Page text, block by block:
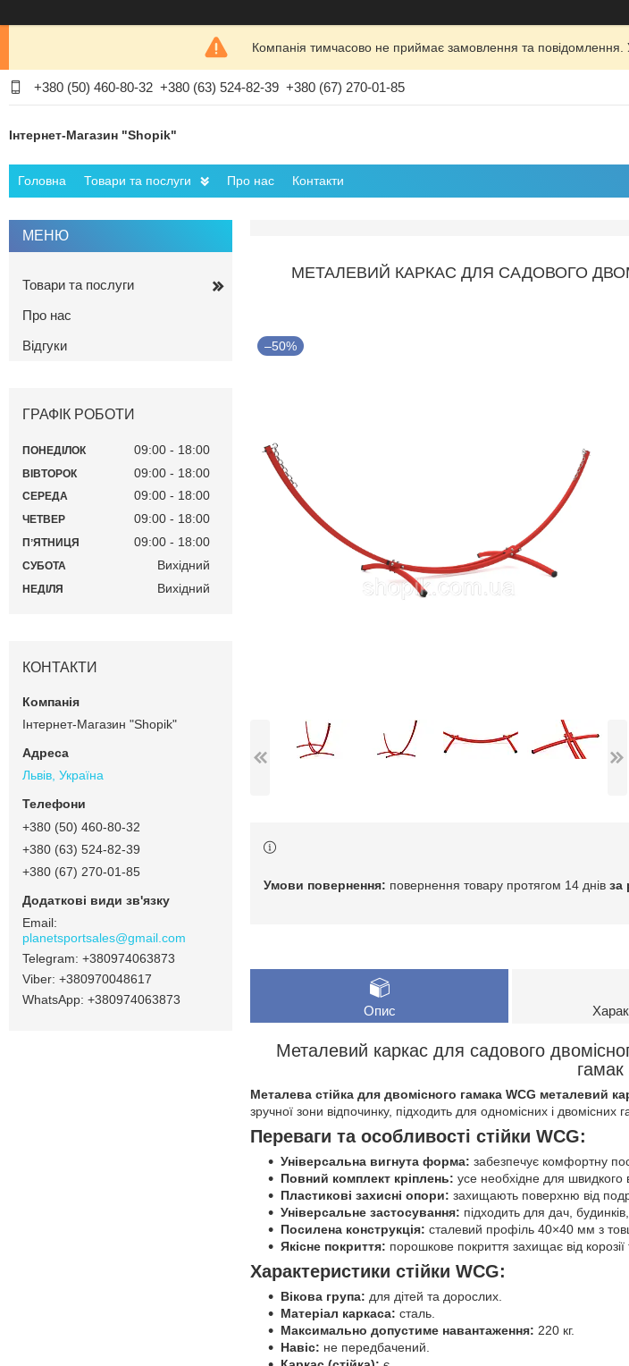
Компанія тимчасово не приймає замовлення та повідомлення.
+380 (50) 460-80-32 +380 (63) 524-82-39 +380 (67) 270-01-85
Інтернет-Магазин "Shopik"
Головна Товари та послуги Про нас Контакти
МЕТАЛЕВИЙ КАРКАС ДЛЯ САДОВОГО
–50%
повернення товару протягом 14 днів за
Опис
Металевий каркас для садового
Металева стійка для двомісного гамака WCG металевий
зручної зони відпочинку, підходить для одномісних і двомісних
Переваги та особливості стійки WCG:
Універсальна вигнута форма: забезпечує комфортну
Повний комплект кріплень: усе необхідне для швидкого
Пластикові захисні опори: захищають поверхню від
Універсальне застосування: підходить для дач,
Посилена конструкція: сталевий профіль 40×40 мм з
Якісне покриття: порошкове покриття захищає від
Характеристики стійки WCG:
Вікова група: для дітей та дорослих.
Матеріал каркаса: сталь.
Максимально допустиме навантаження: 220 кг.
Навіс: не передбачений.
Товари та послуги
Про нас
Відгуки
ГРАФІК РОБОТИ
ПОНЕДІЛОК 09:00 18:00
ВІВТОРОК 09:00 18:00
СЕРЕДА 09:00 18:00
ЧЕТВЕР 09:00 18:00
ПʼЯТНИЦЯ 09:00 18:00
СУБОТА Вихідний
НЕДІЛЯ Вихідний
КОНТАКТИ
Інтернет-Магазин "Shopik"
Львів, Україна
+380 (50) 460-80-32
+380 (63) 524-82-39
+380 (67) 270-01-85
planetsportsales@gmail.com
+380974063873
+380970048617
+380974063873